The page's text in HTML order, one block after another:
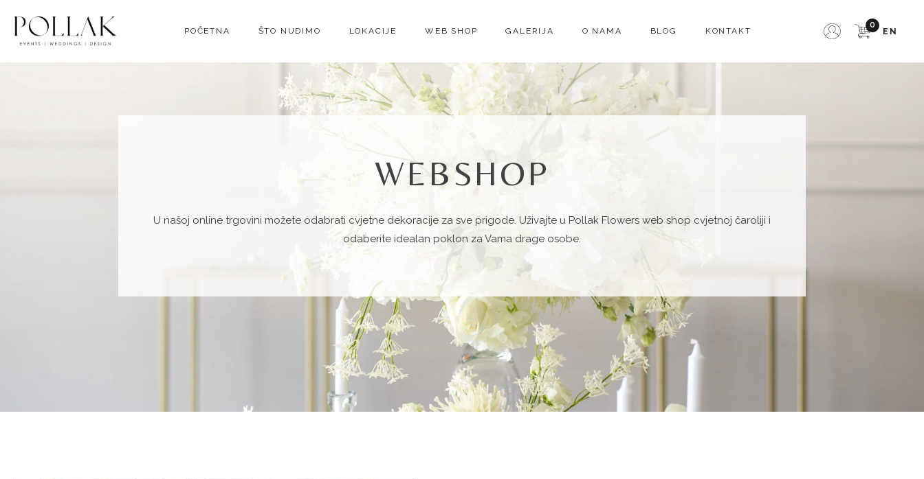
POČETNA ŠTO NUDIMO LOKACIJE WEB SHOP GALERIJA O NAMA BLOG KONTAKT
0
EN
WEBSHOP
U našoj online trgovini možete odabrati cvjetne dekoracije za sve prigode. Uživajte u Pollak Flowers web shop cvjetnoj čaroliji i
odaberite idealan poklon za Vama drage osobe.